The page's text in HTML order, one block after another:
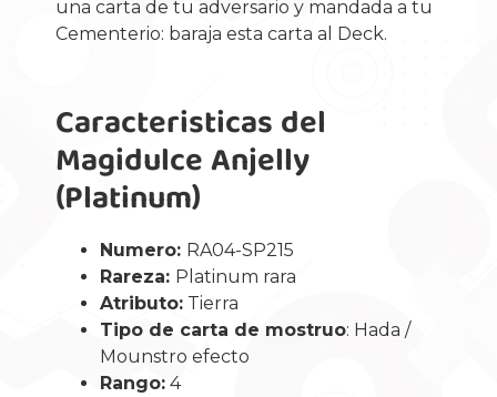
una carta de tu adversario y mandada a tu
Cementerio: baraja esta carta al Deck.
Caracteristicas del
Magidulce Anjelly
(Platinum)
Numero: RA04-SP215
Rareza: Platinum rara
Atributo: Tierra
Tipo de carta de mostruo: Hada /
Mounstro efecto
Rango: 4